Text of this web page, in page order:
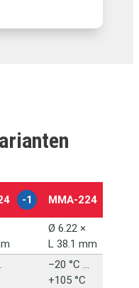
-1 MMA‑224
Ø 6.22 ×
L 38.1 mm
–20 °C …
+105 °C